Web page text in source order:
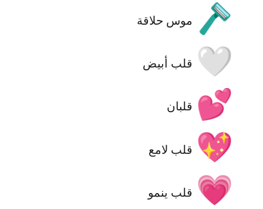
🪒 موس حلاقة
🤍 قلب أبيض
💕 قلبان
💖 قلب لامع
💗 قلب ينمو